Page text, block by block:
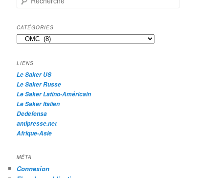
e
h
e
r
h
e
CATÉGORIES
Catégories
LIENS
Le Saker US
Le Saker Russe
Le Saker Latino-Américain
Le Saker Italien
Dedefensa
antipresse.net
Afrique-Asie
MÉTA
Connexion